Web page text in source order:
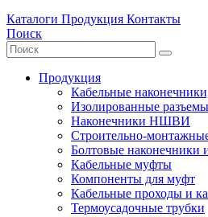
Каталоги Продукция Контакты
Поиск
Продукция
Кабельные
Изолированные
Наконечники НШВИ
Строительно-
Болтовые наконечники
Кабельные муфты
Компоненты для муфт
Кабельные проходы и
Термоусадочные трубки